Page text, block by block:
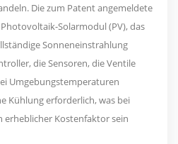
Die zum Patent angemeldete
Solarmodul (PV), das
Sonneneinstrahlung
die Sensoren, die Ventile
Umgebungstemperaturen
Kühlung erforderlich, was bei
erheblicher Kostenfaktor sein